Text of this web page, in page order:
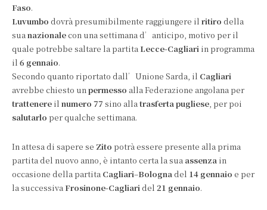
Faso.
Luvumbo dovrà presumibilmente raggiungere il ritiro della
sua nazionalecon una settimana d’anticipo, motivo per il
quale potrebbe saltare la partita Lecce-Cagliari in programma
il 6 gennaio.
Secondo quanto riportato dall’Unione Sarda, il Cagliari
avrebbe chiesto un permesso alla Federazione angolana per
trattenere il numero 77 sino alla trasferta pugliese , per poi
salutarlo per qualche settimana.
In attesa di sapere se Zito potrà essere presente alla prima
partita del nuovo anno, è intanto certa la sua assenza in
occasione della partita Cagliari–Bologna del 14 gennaio e per
la successiva Frosinone-Cagliari del 21 gennaio.